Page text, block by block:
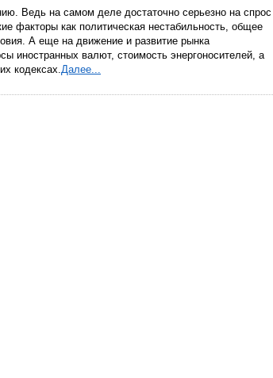
Ведь на самом деле достаточно серьезно на спрос
факторы как политическая нестабильность, общее
А еще на движение и развитие рынка
иностранных валют, стоимость энергоносителей, а
кодексах.Далее...